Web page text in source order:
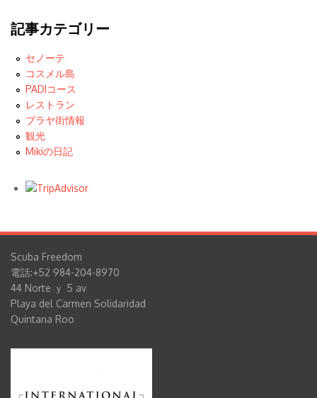
記事カテゴリー
セノーテ
コスメル島
PADIコース
レストラン
プラヤ街情報
観光
Mikiの日記
Scuba Freedom
電話:+52 984-204-8970
44 Norte ｙ 5 av
Playa del Carmen Solidaridad
Quintana Roo